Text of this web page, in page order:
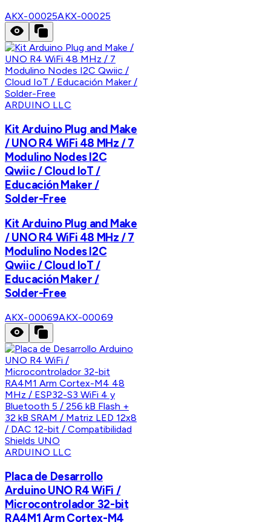
AKX-00025AKX-00025
ARDUINO LLC
Kit Arduino Plug and Make
/ UNO R4 WiFi 48 MHz / 7
Modulino Nodes I2C
Qwiic / Cloud IoT /
Educación Maker /
Solder-Free
Kit Arduino Plug and Make
/ UNO R4 WiFi 48 MHz / 7
Modulino Nodes I2C
Qwiic / Cloud IoT /
Educación Maker /
Solder-Free
AKX-00069AKX-00069
ARDUINO LLC
Placa de Desarrollo
Arduino UNO R4 WiFi /
Microcontrolador 32-bit
RA4M1 Arm Cortex-M4